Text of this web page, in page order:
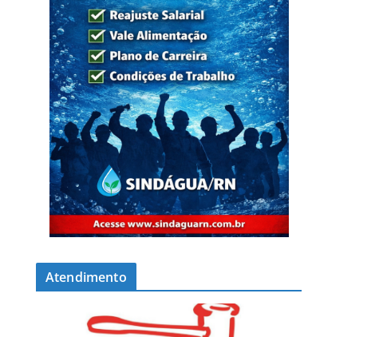
Atendimento